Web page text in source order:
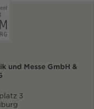
und Messe GmbH &
3